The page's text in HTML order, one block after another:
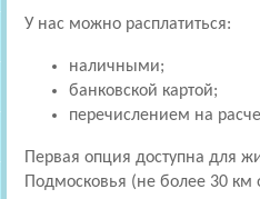
У нас можно расплатиться:
наличными;
банковской картой;
перечислением на
Первая опция доступна для
Подмосковья (не более 30